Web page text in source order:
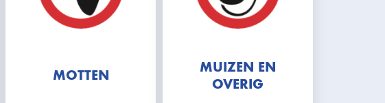
MOTTEN
MUIZEN EN
OVERIG